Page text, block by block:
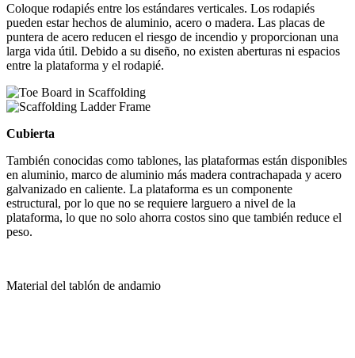
Coloque rodapiés entre los estándares verticales. Los rodapiés
pueden estar hechos de aluminio, acero o madera. Las placas de
puntera de acero reducen el riesgo de incendio y proporcionan una
larga vida útil. Debido a su diseño, no existen aberturas ni espacios
entre la plataforma y el rodapié.
Cubierta
También conocidas como tablones, las plataformas están disponibles
en aluminio, marco de aluminio más madera contrachapada y acero
galvanizado en caliente. La plataforma es un componente
estructural, por lo que no se requiere larguero a nivel de la
plataforma, lo que no solo ahorra costos sino que también reduce el
peso.
Material del tablón de andamio